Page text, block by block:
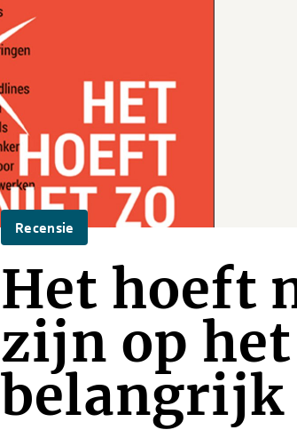
Recensie
Het hoeft
zijn op
belangrijk